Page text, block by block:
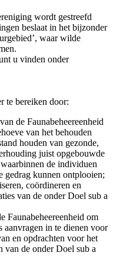
wordt gestreefd
beslaat in het bijzonder
waar wilde
u vinden onder
te bereiken door:
de Faunabeheereenheid
van het behouden
houden van gezonde,
juist opgebouwde
de individuen
gedrag kunnen ontplooien;
coördineren en
van de onder Doel sub a
Faunabeheereenheid om
aanvragen in te dienen voor
en opdrachten voor het
van de onder Doel sub a